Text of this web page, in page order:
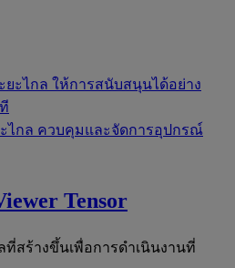
ยะไกล ให้การสนับสนุนได้อย่าง
ไกล ควบคุมและจัดการอุปกรณ์
Tensor
ที่สร้างขึ้นเพื่อการดำเนินงานที่